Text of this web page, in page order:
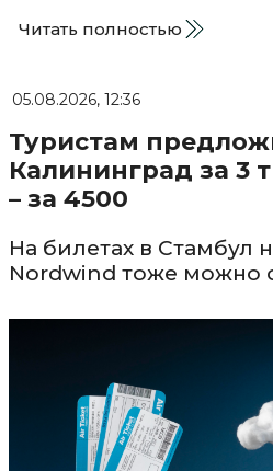
Читать полностью
05.08.2026, 12:36
Туристам
Калининград за 3
– за 4500
На билетах в Стамбул
Nordwind тоже можно